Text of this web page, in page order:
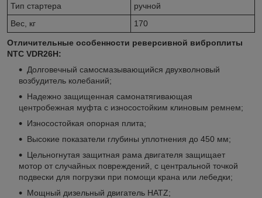
Тип стартера
ручной
Вес, кг
170
Отличительные особенности реверсивной виброплиты
NTC VDR26H:
Долговечный самосмазывающийся двухволновый
возбудитель колебаний;
Надежно защищенная самонатягивающая
центробежная муфта с износостойким клиновым ремнем;
Износостойкая опорная плита;
Высокие показатели глубины уплотнения до 450 мм;
Цельногнутая защитная рама двигателя защищает
мотор от случайных повреждений, с центральной точкой
подвески для погрузки при помощи крана или лебедки;
Мощный дизельный двигатель HATZ;